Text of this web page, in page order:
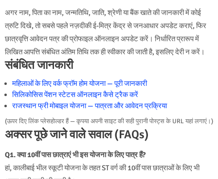
अगर नाम, पिता का नाम, जन्मतिथि, जाति, श्रेणी या बैंक खाते की जानकारी में कोई
त्रुटि दिखे, तो सबसे पहले नज़दीकी ई-मित्र केंद्र से जनआधार अपडेट कराएं, फिर
छात्रवृत्ति आवेदन पत्र की प्रोफाइल ऑनलाइन अपडेट करें। निर्धारित प्रारूप में
लिखित आपत्ति संबंधित अंतिम तिथि तक ही स्वीकार की जाती है, इसलिए देरी न करें।
संबंधित जानकारी
महिलाओं के लिए वर्क फ्रॉम होम योजना — पूरी जानकारी
सिलिकोसिस पेंशन स्टेटस ऑनलाइन कैसे ट्रैक करें
राजस्थान फ्री मोबाइल योजना — पात्रता और आवेदन प्रक्रिया
(ऊपर दिए लिंक प्लेसहोल्डर हैं — कृपया अपनी साइट की सही पुरानी पोस्ट्स के URL यहां लगाएं।)
अक्सर पूछे जाने वाले सवाल (FAQs)
Q1. क्या 10वीं पास छात्राएं भी इस योजना के लिए पात्र हैं?
हां, कालीबाई भील स्कूटी योजना के तहत ST वर्ग की 10वीं पास छात्राओं के लिए भी